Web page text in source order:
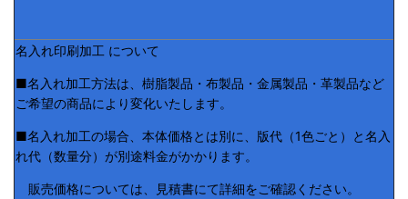
名入れ印刷加工 について
■名入れ加工方法は、樹脂製品・布製品・金属製品・革製品など
ご希望の商品により変化いたします。
■名入れ加工の場合、本体価格とは別に、版代（1色ごと）と名入
れ代（数量分）が別途料金がかかります。
販売価格については、見積書にて詳細をご確認ください。